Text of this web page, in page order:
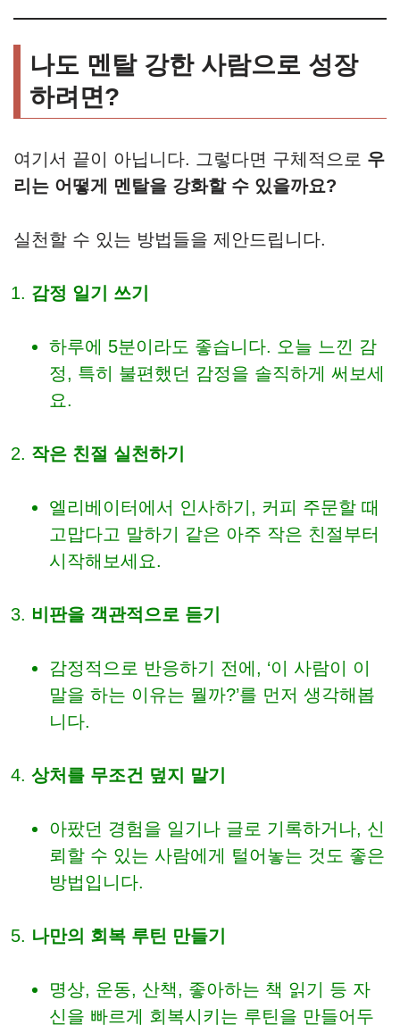
나도 멘탈 강한 사람으로 성장
하려면?
여기서 끝이 아닙니다. 그렇다면 구체적으로 우
리는 어떻게 멘탈을 강화할 수 있을까요?
실천할 수 있는 방법들을 제안드립니다.
감정 일기 쓰기
하루에 5분이라도 좋습니다. 오늘 느낀 감
정, 특히 불편했던 감정을 솔직하게 써보세
요.
작은 친절 실천하기
엘리베이터에서 인사하기, 커피 주문할 때
고맙다고 말하기 같은 아주 작은 친절부터
시작해보세요.
비판을 객관적으로 듣기
감정적으로 반응하기 전에, ‘이 사람이 이
말을 하는 이유는 뭘까?’를 먼저 생각해봅
니다.
상처를 무조건 덮지 말기
아팠던 경험을 일기나 글로 기록하거나, 신
뢰할 수 있는 사람에게 털어놓는 것도 좋은
방법입니다.
나만의 회복 루틴 만들기
명상, 운동, 산책, 좋아하는 책 읽기 등 자
신을 빠르게 회복시키는 루틴을 만들어두